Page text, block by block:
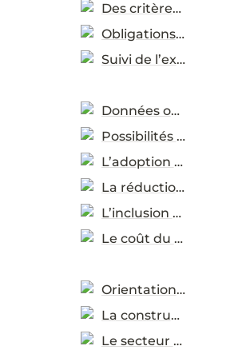
Des critères de durabilité
Obligations contractuelles
Suivi de l’exécution
Données ouvertes et évaluation des progrès
Possibilités d’utilisation des données
L’adoption des pratiques durables
La réduction des émissions de carbone
L’inclusion des genres
Le coût du cycle de vie
Orientations sectorielles
La construction (en anglais)
Le secteur TIC (en anglais)